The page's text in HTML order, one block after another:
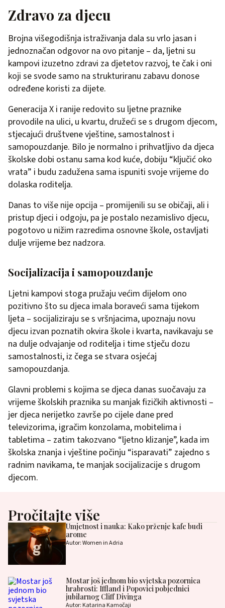
Zdravo za djecu
Brojna višegodišnja istraživanja dala su vrlo jasan i
jednoznačan odgovor na ovo pitanje – da, ljetni su
kampovi izuzetno zdravi za djetetov razvoj, te čak i oni
koji se svode samo na strukturiranu zabavu donose
određene koristi za dijete.
Generacija X i ranije redovito su ljetne praznike
provodile na ulici, u kvartu, družeći se s drugom djecom,
stjecajući društvene vještine, samostalnost i
samopouzdanje. Bilo je normalno i prihvatljivo da djeca
školske dobi ostanu sama kod kuće, dobiju “ključić oko
vrata” i budu zadužena sama ispuniti svoje vrijeme do
dolaska roditelja.
Danas to više nije opcija – promijenili su se običaji, ali i
pristup djeci i odgoju, pa je postalo nezamislivo djecu,
pogotovo u nižim razredima osnovne škole, ostavljati
dulje vrijeme bez nadzora.
Socijalizacija i samopouzdanje
Ljetni kampovi stoga pružaju većim dijelom ono
pozitivno što su djeca imala boraveći sama tijekom
ljeta – socijaliziraju se s vršnjacima, upoznaju novu
djecu izvan poznatih okvira škole i kvarta, navikavaju se
na dulje odvajanje od roditelja i time stječu dozu
samostalnosti, iz čega se stvara osjećaj
samopouzdanja.
Glavni problemi s kojima se djeca danas suočavaju za
vrijeme školskih praznika su manjak fizičkih aktivnosti –
jer djeca nerijetko završe po cijele dane pred
televizorima, igračim konzolama, mobitelima i
tabletima – zatim takozvano “ljetno klizanje”, kada im
školska znanja i vještine počinju “isparavati” zajedno s
radnim navikama, te manjak socijalizacije s drugom
djecom.
Pročitajte više
Umjetnost i nauka: Kako prženje kafe budi
arome
Autor: Women in Adria
Mostar još jednom bio svjetska pozornica
hrabrosti: Iffland i Popovici pobjednici
jubilarnog Cliff Divinga
Autor: Katarina Kamočaji